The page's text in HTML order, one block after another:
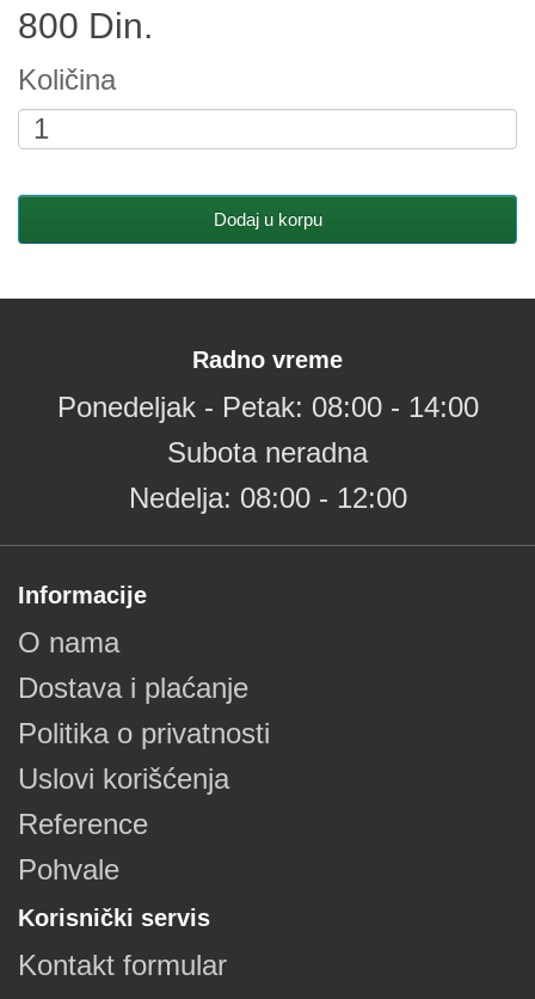
800 Din.
Količina
Dodaj u korpu
Radno vreme
Ponedeljak - Petak: 08:00 - 14:00
Subota neradna
Nedelja: 08:00 - 12:00
Informacije
O nama
Dostava i plaćanje
Politika o privatnosti
Uslovi korišćenja
Reference
Pohvale
Korisnički servis
Kontakt formular